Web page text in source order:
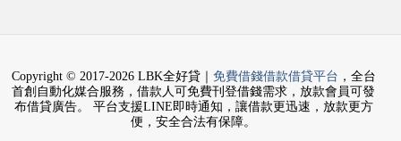
Copyright © 2017-2026 LBK全好貸｜ 免費借錢借款借貸平台 ，全台
首創自動化媒合服務，借款人可免費刊登借錢需求，放款會員可發
布借貸廣告。 平台支援LINE即時通知，讓借款更迅速，放款更方
便，安全合法有保障。